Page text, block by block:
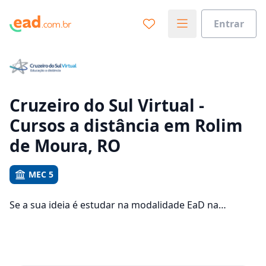
Entrar
Vamos te guiar no caminho ideal para seus estudos
Sim, já sei
Cruzeiro do Sul Virtual -
Cursos a distância em Rolim
de Moura, RO
MEC 5
Se a sua ideia é estudar na modalidade EaD na